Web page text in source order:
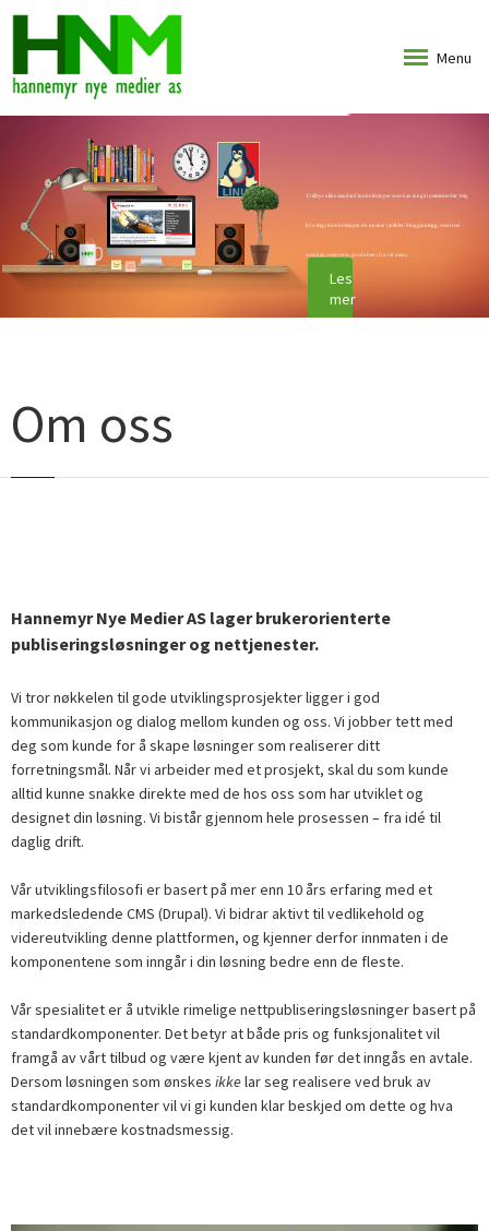
Menu
Vi tilbyrulike standard innholdstyper som kan inngå i nettstedet ditt. Velg
hva slags innnholstyper du ønsker (artikler, blogginnlegg, resurrser
som kan reserveres, produkter) fra vår meny.
Les
mer
Om oss
Hannemyr Nye Medier AS lager brukerorienterte
publiseringsløsninger og nettjenester.
Vi tror nøkkelen til gode utviklingsprosjekter ligger i god
kommunikasjon og dialog mellom kunden og oss. Vi jobber tett med
deg som kunde for å skape løsninger som realiserer ditt
forretningsmål. Når vi arbeider med et prosjekt, skal du som kunde
alltid kunne snakke direkte med de hos oss som har utviklet og
designet din løsning. Vi bistår gjennom hele prosessen – fra idé til
daglig drift.
Vår utviklingsfilosofi er basert på mer enn 10 års erfaring med et
markedsledende CMS (Drupal). Vi bidrar aktivt til vedlikehold og
videreutvikling denne plattformen, og kjenner derfor innmaten i de
komponentene som inngår i din løsning bedre enn de fleste.
Vår spesialitet er å utvikle rimelige nettpubliseringsløsninger basert på
standard­komponenter. Det betyr at både pris og funksjonalitet vil
framgå av vårt tilbud og være kjent av kunden før det inngås en avtale.
Dersom løsningen som ønskes ikkelar seg realisere ved bruk av
standardkomponenter vil vi gi kunden klar beskjed om dette og hva
det vil innebære kostnadsmessig.